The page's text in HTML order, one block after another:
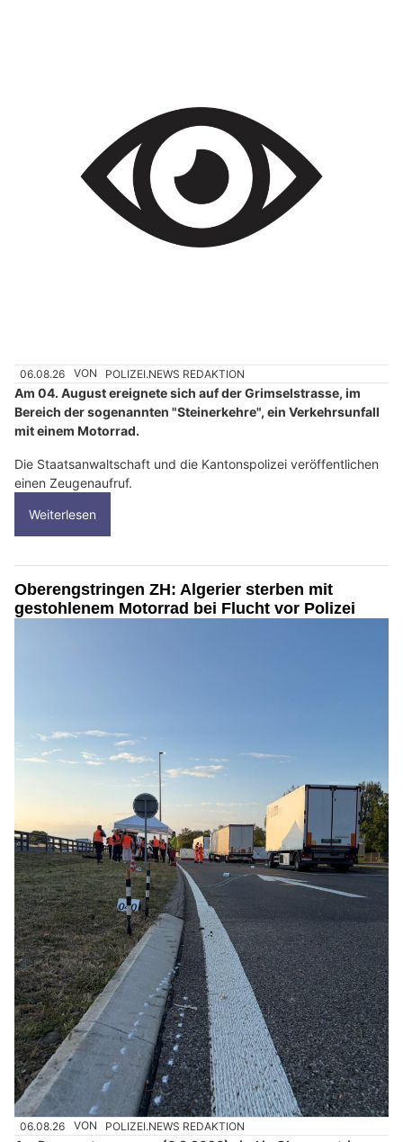
06.08.26 VON POLIZEI.NEWS REDAKTION
Am 04. August ereignete sich auf der Grimselstrasse, im
Bereich der sogenannten "Steinerkehre", ein Verkehrsunfall
mit einem Motorrad.
Die Staatsanwaltschaft und die Kantonspolizei veröffentlichen
einen Zeugenaufruf.
Weiterlesen
Oberengstringen ZH: Algerier sterben mit
gestohlenem Motorrad bei Flucht vor Polizei
06.08.26 VON POLIZEI.NEWS REDAKTION